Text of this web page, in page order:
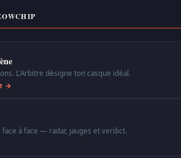
L'Arbitre désigne ton casque idéal.
→
face à face — radar, jauges et verdict.